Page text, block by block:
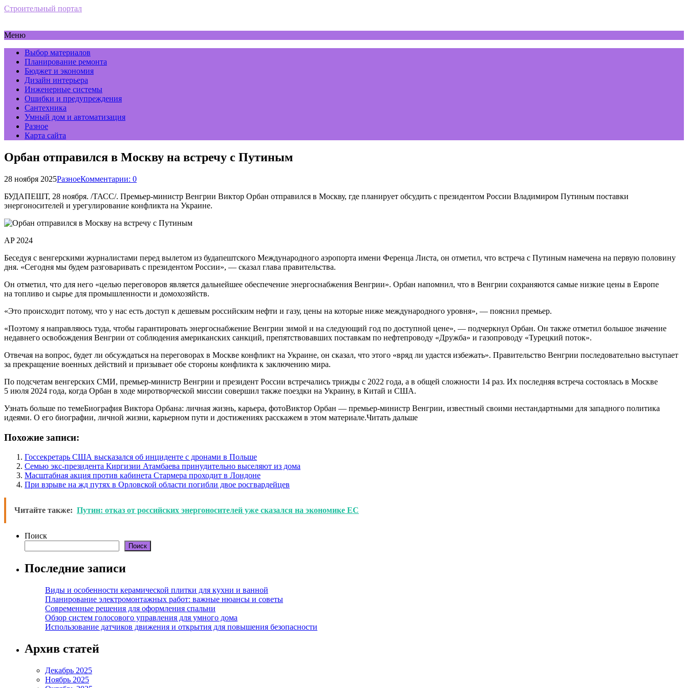
Строительный портал
Меню
Выбор материалов
Планирование ремонта
Бюджет и экономия
Дизайн интерьера
Инженерные системы
Ошибки и предупреждения
Сантехника
Умный дом и автоматизация
Разное
Карта сайта
Орбан отправился в Москву на встречу с Путиным
28 ноября 2025РазноеКомментарии: 0
БУДАПЕШТ, 28 ноября. /ТАСС/. Премьер-министр Венгрии Виктор Орбан отправился в Москву, где планирует обсудить с президентом России Владимиром Путиным поставки
энергоносителей и урегулирование конфликта на Украине.
AP 2024
Беседуя с венгерскими журналистами перед вылетом из будапештского Международного аэропорта имени Ференца Листа, он отметил, что встреча с Путиным намечена на первую половину
дня. «Сегодня мы будем разговаривать с президентом России», — сказал глава правительства.
Он отметил, что для него «целью переговоров является дальнейшее обеспечение энергоснабжения Венгрии». Орбан напомнил, что в Венгрии сохраняются самые низкие цены в Европе
на топливо и сырье для промышленности и домохозяйств.
«Это происходит потому, что у нас есть доступ к дешевым российским нефти и газу, цены на которые ниже международного уровня», — пояснил премьер.
«Поэтому я направляюсь туда, чтобы гарантировать энергоснабжение Венгрии зимой и на следующий год по доступной цене», — подчеркнул Орбан. Он также отметил большое значение
недавнего освобождения Венгрии от соблюдения американских санкций, препятствовавших поставкам по нефтепроводу «Дружба» и газопроводу «Турецкий поток».
Отвечая на вопрос, будет ли обсуждаться на переговорах в Москве конфликт на Украине, он сказал, что этого «вряд ли удастся избежать». Правительство Венгрии последовательно выступает
за прекращение военных действий и призывает обе стороны конфликта к заключению мира.
По подсчетам венгерских СМИ, премьер-министр Венгрии и президент России встречались трижды с 2022 года, а в общей сложности 14 раз. Их последняя встреча состоялась в Москве
5 июля 2024 года, когда Орбан в ходе миротворческой миссии совершил также поездки на Украину, в Китай и США.
Узнать больше по темеБиография Виктора Орбана: личная жизнь, карьера, фотоВиктор Орбан — премьер-министр Венгрии, известный своими нестандартными для западного политика
идеями. О его биографии, личной жизни, карьерном пути и достижениях расскажем в этом материале.Читать дальше
Похожие записи:
Госсекретарь США высказался об инциденте с дронами в Польше
Семью экс-президента Киргизии Атамбаева принудительно выселяют из дома
Масштабная акция против кабинета Стармера проходит в Лондоне
При взрыве на жд путях в Орловской области погибли двое росгвардейцев
Читайте также: Путин: отказ от российских энергоносителей уже сказался на экономике ЕС
Поиск
Поиск
Последние записи
Виды и особенности керамической плитки для кухни и ванной
Планирование электромонтажных работ: важные нюансы и советы
Современные решения для оформления спальни
Обзор систем голосового управления для умного дома
Использование датчиков движения и открытия для повышения безопасности
Архив статей
Декабрь 2025
Ноябрь 2025